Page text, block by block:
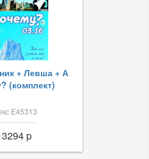
+ Левша + А
(комплект)
Е45313
3294 p